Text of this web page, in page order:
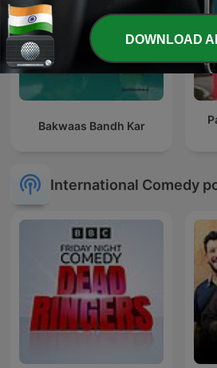
Bakwaas Bandh Kar
International Comedy
DOWNLOAD